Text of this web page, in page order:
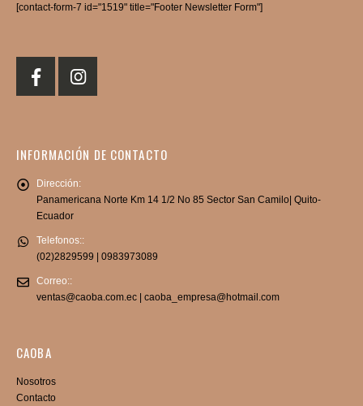
[contact-form-7 id="1519" title="Footer Newsletter Form"]
INFORMACIÓN DE CONTACTO
Dirección:
Panamericana Norte Km 14 1/2 No 85 Sector San Camilo| Quito-
Ecuador
Telefonos::
(02)2829599 | 0983973089
Correo::
ventas@caoba.com.ec | caoba_empresa@hotmail.com
CAOBA
Nosotros
Contacto